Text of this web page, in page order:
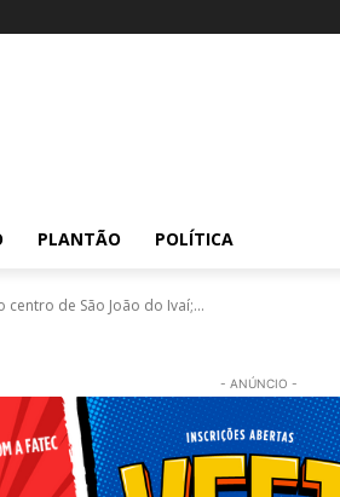
PLANTÃO POLÍTICA
de São João do Ivaí;...
- ANÚNCIO -